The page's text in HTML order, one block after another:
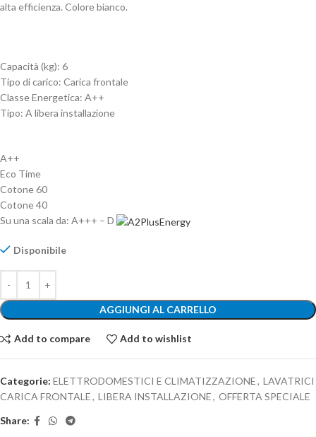
alta efficienza. Colore bianco.
Capacità (kg): 6
Tipo di carico: Carica frontale
Classe Energetica: A++
Tipo: A libera installazione
A++
Eco Time
Cotone 60
Cotone 40
Su una scala da: A+++ – D
Disponibile
AGGIUNGI AL CARRELLO
Add to compare Add to wishlist
Categorie: ELETTRODOMESTICI E CLIMATIZZAZIONE, LAVATRICI
CARICA FRONTALE, LIBERA INSTALLAZIONE, OFFERTA SPECIALE
Share: